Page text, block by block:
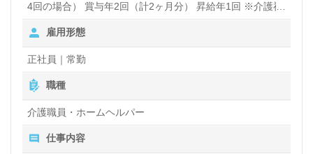
4回の場合） 賞与年2回（計2ヶ月分） 昇給年1回 ※介護福
祉士保有、施設経験5年以上 の方は★月給270,000円!!★ ＜
内訳＞ 基本給：140,000円 地域調整給：40,000円 処遇改
善加算関連手当：18,100円 特別勤務地手当20,000円 夜勤
手当：5,000円/回 ＜その他手当＞ 介護福祉士手当：
18,100円 ケアマネ資格手当：5,000円 保育手当：10,000円
（保育園に通う子ども1人につき） ※試用期間 3ヶ月 正社
員時と給与形態は変わりません。 賞与あり 昇給あり
雇用形態
正社員｜常勤
職種
介護職員・ホームヘルパー
仕事内容